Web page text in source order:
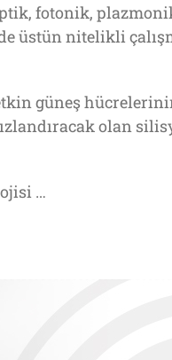
fotonik,
üstün nitelikli
güneş
olan
…